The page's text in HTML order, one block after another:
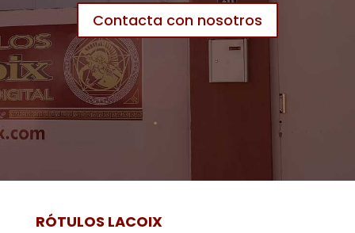
Contacta con nosotros
RÓTULOS LACOIX